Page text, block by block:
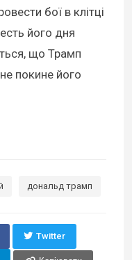
бої в клітці
його дня
що Трамп
покине його
дональд трамп
Twitter